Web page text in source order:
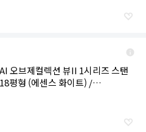
오브제컬렉션 뷰II 1시리즈 스탠
평형 (에센스 화이트) /